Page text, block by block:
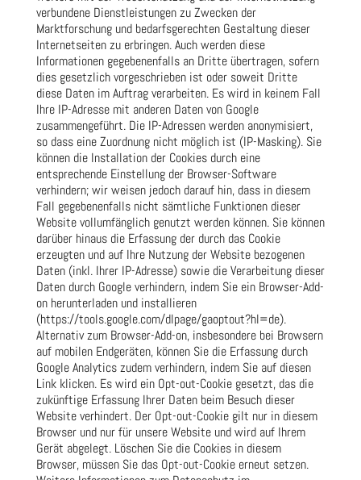
verbundene Dienstleistungen zu Zwecken der
Marktforschung und bedarfsgerechten Gestaltung dieser
Internetseiten zu erbringen. Auch werden diese
Informationen gegebenenfalls an Dritte übertragen, sofern
dies gesetzlich vorgeschrieben ist oder soweit Dritte
diese Daten im Auftrag verarbeiten. Es wird in keinem Fall
Ihre IP-Adresse mit anderen Daten von Google
zusammengeführt. Die IP-Adressen werden anonymisiert,
so dass eine Zuordnung nicht möglich ist (IP-Masking). Sie
können die Installation der Cookies durch eine
entsprechende Einstellung der Browser-Software
verhindern; wir weisen jedoch darauf hin, dass in diesem
Fall gegebenenfalls nicht sämtliche Funktionen dieser
Website vollumfänglich genutzt werden können. Sie können
darüber hinaus die Erfassung der durch das Cookie
erzeugten und auf Ihre Nutzung der Website bezogenen
Daten (inkl. Ihrer IP-Adresse) sowie die Verarbeitung dieser
Daten durch Google verhindern, indem Sie ein Browser-Add-
on herunterladen und installieren
(https://tools.google.com/dlpage/gaoptout?hl=de).
Alternativ zum Browser-Add-on, insbesondere bei Browsern
auf mobilen Endgeräten, können Sie die Erfassung durch
Google Analytics zudem verhindern, indem Sie auf diesen
Link klicken. Es wird ein Opt-out-Cookie gesetzt, das die
zukünftige Erfassung Ihrer Daten beim Besuch dieser
Website verhindert. Der Opt-out-Cookie gilt nur in diesem
Browser und nur für unsere Website und wird auf Ihrem
Gerät abgelegt. Löschen Sie die Cookies in diesem
Browser, müssen Sie das Opt-out-Cookie erneut setzen.